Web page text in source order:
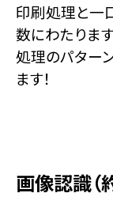
印刷処理と一
数にわたります
処理のパター
ます！
画像認識（